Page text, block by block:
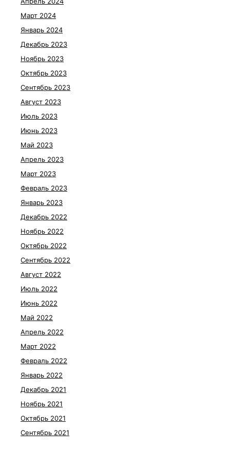
Март 2024
Январь 2024
Декабрь 2023
Ноябрь 2023
Октябрь 2023
Сентябрь 2023
Август 2023
Июль 2023
Июнь 2023
Май 2023
Апрель 2023
Март 2023
Февраль 2023
Январь 2023
Декабрь 2022
Ноябрь 2022
Октябрь 2022
Сентябрь 2022
Август 2022
Июль 2022
Июнь 2022
Май 2022
Апрель 2022
Март 2022
Февраль 2022
Январь 2022
Декабрь 2021
Ноябрь 2021
Октябрь 2021
Сентябрь 2021